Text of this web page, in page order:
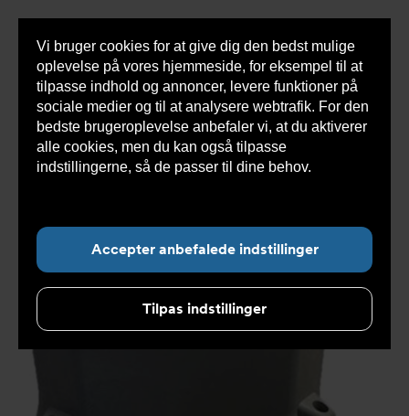
Vi bruger cookies for at give dig den bedst mulige
oplevelse på vores hjemmeside, for eksempel til at
tilpasse indhold og annoncer, levere funktioner på
sociale medier og til at analysere webtrafik. For den
bedste brugeroplevelse anbefaler vi, at du aktiverer
alle cookies, men du kan også tilpasse
indstillingerne, så de passer til dine behov.
Accepter anbefalede indstillinger
Tilpas indstillinger
Du
her:
Armatec > Produkter >
Automatisering aktuatorer og
gear
> Ventiler og aktuatorer >
Ventiler med elektrisk
aktuator
> Elektrisk aktuator CR